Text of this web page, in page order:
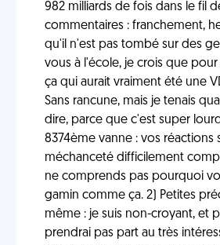
982 milliards de fois dans le fil
commentaires : franchement,
qu'il n'est pas tombé sur des
vous à l'école, je crois que
ça qui aurait vraiment été une
Sans rancune, mais je tenais
dire, parce que c'est super
8374ème vanne : vos réactions
méchanceté difficilement
ne comprends pas pourquoi
gamin comme ça. 2) Petites
même : je suis non-croyant, et
prendrai pas part au très